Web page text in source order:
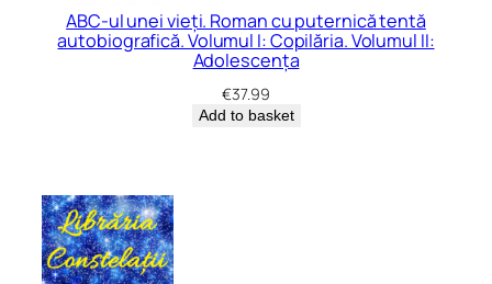
ABC-ul unei vieți. Roman cu puternică tentă
autobiografică. Volumul I: Copilăria. Volumul II:
Adolescența
€37.99
Add to basket